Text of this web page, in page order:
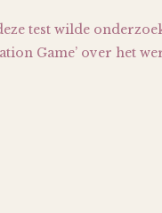
test wilde
Game’ over het